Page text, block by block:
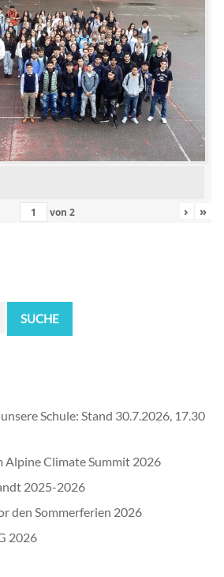
von 2 › »
SUCHE
Schule: Stand 30.7.2026, 17.30
Alpine Climate Summit 2026
2025-2026
den Sommerferien 2026
2026